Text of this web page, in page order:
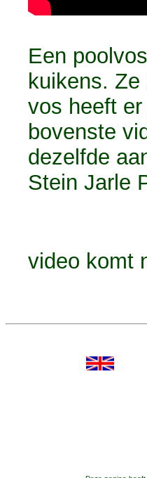
Een
kuikens.
vos heeft
bovenste
dezelfde
Stein Jarle
video komt